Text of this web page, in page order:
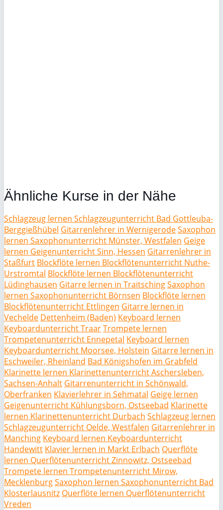
Ähnliche Kurse in der Nähe
Schlagzeug lernen Schlagzeugunterricht Bad Gottleuba-
Berggießhübel Gitarrenlehrer in WernigerodeSaxophon
lernen Saxophonunterricht Münster, Westfalen Geige
lernen Geigenunterricht Sinn, Hessen Gitarrenlehrer in
Staßfurt Blockflöte lernen Blockflötenunterricht Nuthe-
Urstromtal Blockflöte lernen Blockflötenunterricht
Lüdinghausen Gitarre lernen in TraitschingSaxophon
lernen Saxophonunterricht Börnsen Blockflöte lernen
Blockflötenunterricht Ettlingen Gitarre lernen in
Vechelde Dettenheim (Baden) Keyboard lernen
Keyboardunterricht TraarTrompete lernen
Trompetenunterricht Ennepetal Keyboard lernen
Keyboardunterricht Moorsee, Holstein Gitarre lernen in
Eschweiler, Rheinland Bad Königshofen im Grabfeld
Klarinette lernen Klarinettenunterricht Aschersleben,
Sachsen-Anhalt Gitarrenunterricht in Schönwald,
Oberfranken Klavierlehrer in Sehmatal Geige lernen
Geigenunterricht Kühlungsborn, Ostseebad Klarinette
lernen Klarinettenunterricht Durbach Schlagzeug lernen
Schlagzeugunterricht Oelde, Westfalen Gitarrenlehrer in
Manching Keyboard lernen Keyboardunterricht
Handewitt Klavier lernen in Markt Erlbach Querflöte
lernen Querflötenunterricht Zinnowitz, Ostseebad
Trompete lernen Trompetenunterricht Mirow,
MecklenburgSaxophon lernen Saxophonunterricht Bad
Klosterlausnitz Querflöte lernen Querflötenunterricht
Vreden